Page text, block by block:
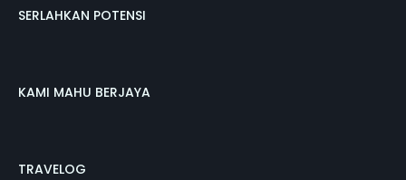
SERLAHKAN POTENSI
KAMI MAHU BERJAYA
TRAVELOG